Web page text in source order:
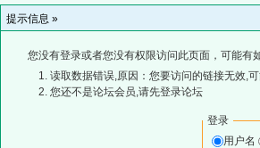
提示信息 »
您没有登录或者您没有权限访问此页面，可能有
读取数据错误,原因：您要访问的链接无效,
您还不是论坛会员,请先登录论坛
登录
用户名